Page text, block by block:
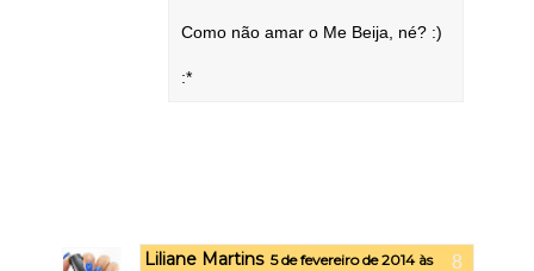
Como não amar o Me Beija, né? :)
:*
Liliane Martins 5 de fevereiro de 2014 às